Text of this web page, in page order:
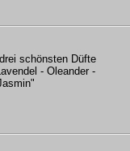
schönsten Düfte
- Oleander -